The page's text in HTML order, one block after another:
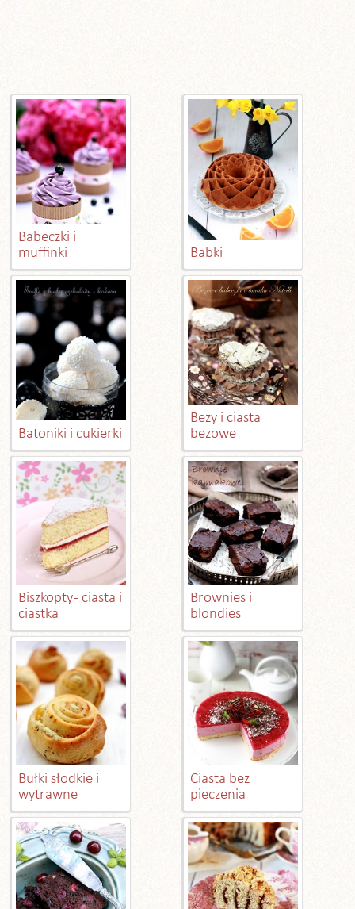
Babeczki i
muffinki
Babki
Batoniki i cukierki
Bezy i ciasta
bezowe
Biszkopty - ciasta i
ciastka
Brownies i
blondies
Bułki słodkie i
wytrawne
Ciasta bez
pieczenia